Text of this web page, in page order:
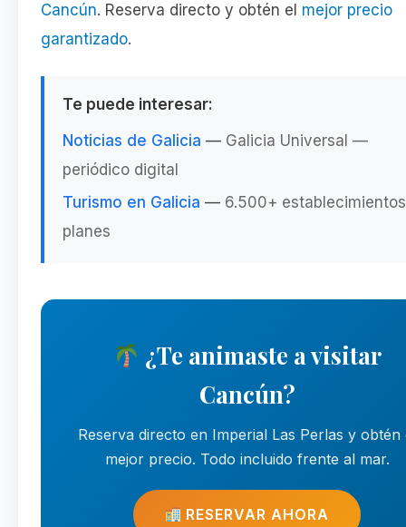
Cancún. Reserva directo y obtén el mejor precio
garantizado.
Te puede interesar:
Noticias de Galicia — Galicia Universal —
periódico digital
Turismo en Galicia — 6.500+
planes
¿Te animaste a visitar
Cancún?
Reserva directo en Imperial Las Perlas y obtén
mejor precio. Todo incluido frente al mar.
RESERVAR AHORA